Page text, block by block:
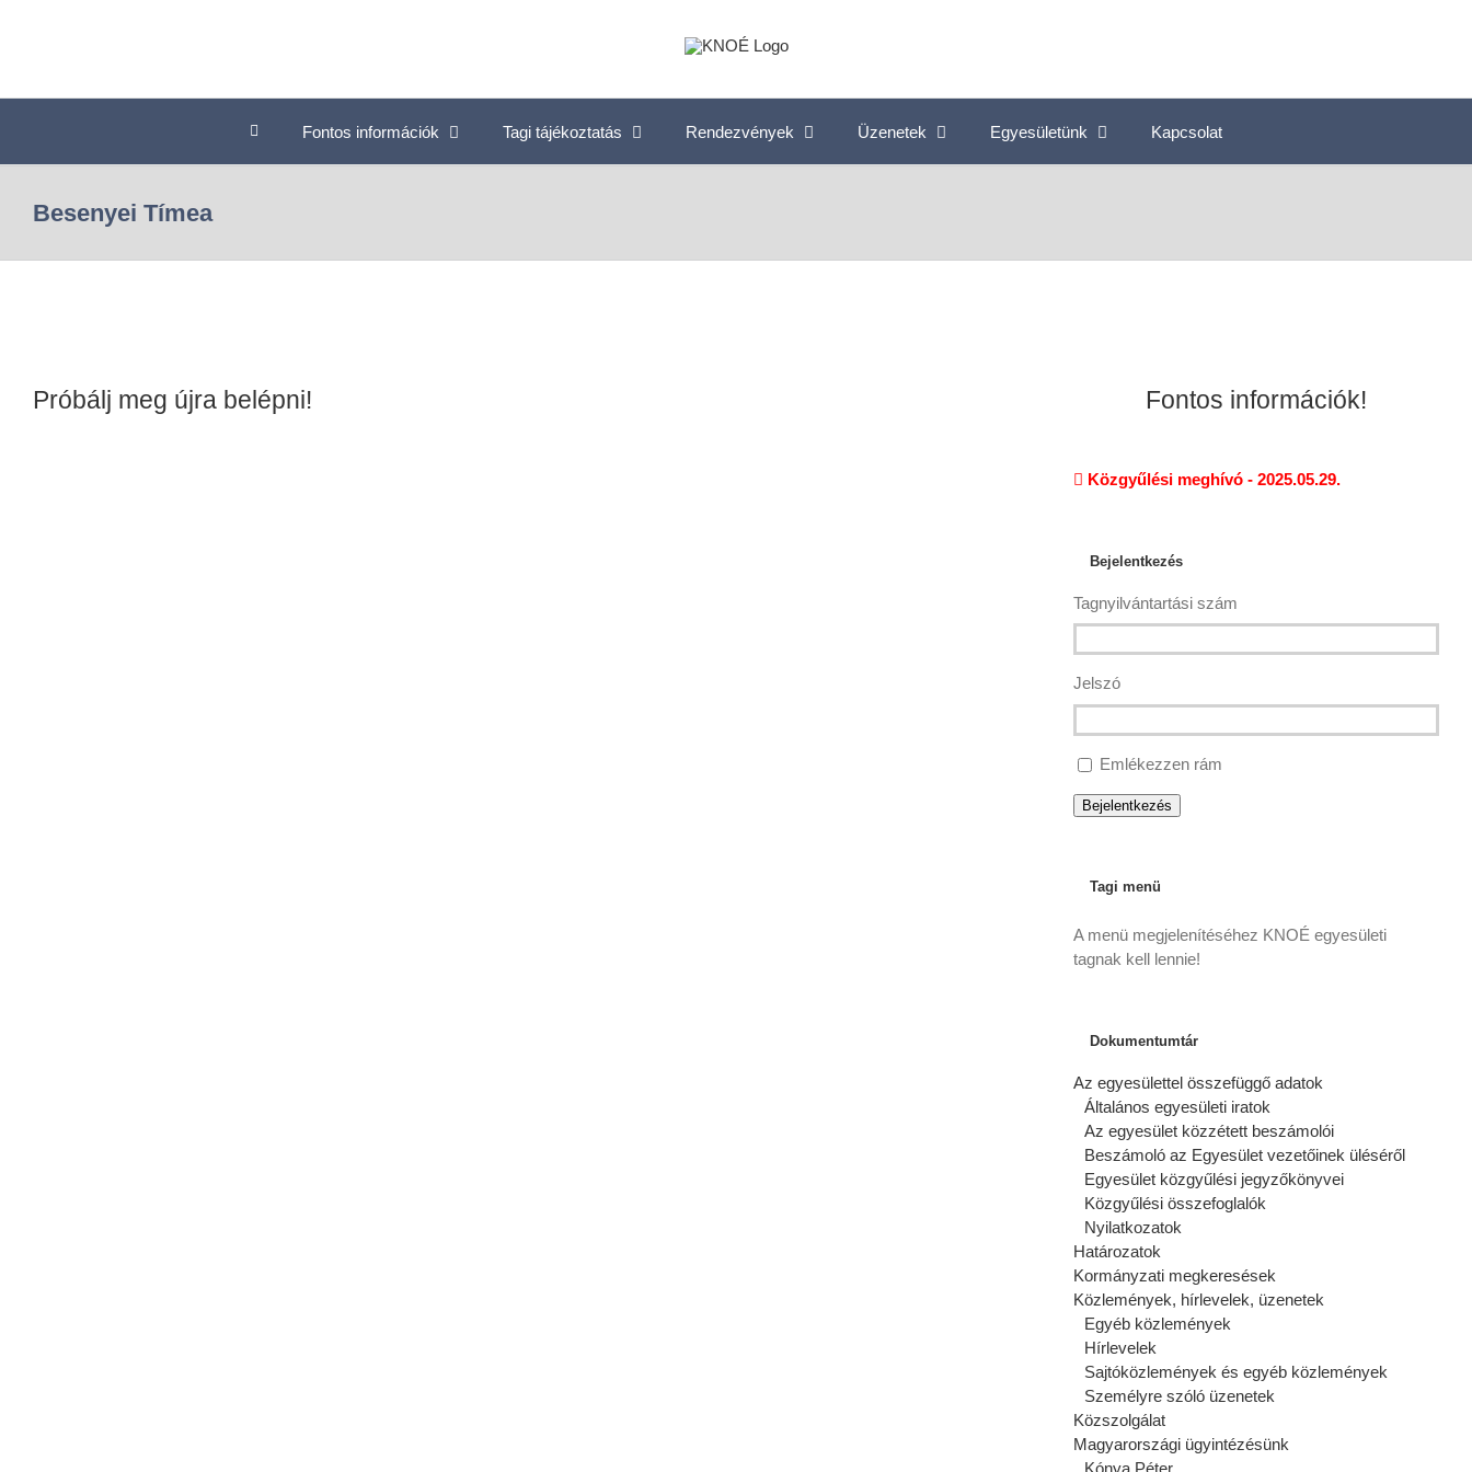
Fontos információk Tagi tájékoztatás Rendezvények Üzenetek Egyesületünk Kapcsolat
Besenyei Tímea
Próbálj meg újra belépni! Fontos információk!
Közgyűlési meghívó - 2025.05.29.
Bejelentkezés
Tagnyilvántartási szám
Jelszó
Emlékezzen rám
Bejelentkezés
Tagi menü
A menü megjelenítéséhez KNOÉ egyesületi
tagnak kell lennie!
Dokumentumtár
Az egyesülettel összefüggő adatok
Általános egyesületi iratok
Az egyesület közzétett beszámolói
Beszámoló az Egyesület vezetőinek üléséről
Egyesület közgyűlési jegyzőkönyvei
Közgyűlési összefoglalók
Nyilatkozatok
Határozatok
Kormányzati megkeresések
Közlemények, hírlevelek, üzenetek
Egyéb közlemények
Hírlevelek
Sajtóközlemények és egyéb közlemények
Személyre szóló üzenetek
Közszolgálat
Magyarországi ügyintézésünk
Kónya Péter